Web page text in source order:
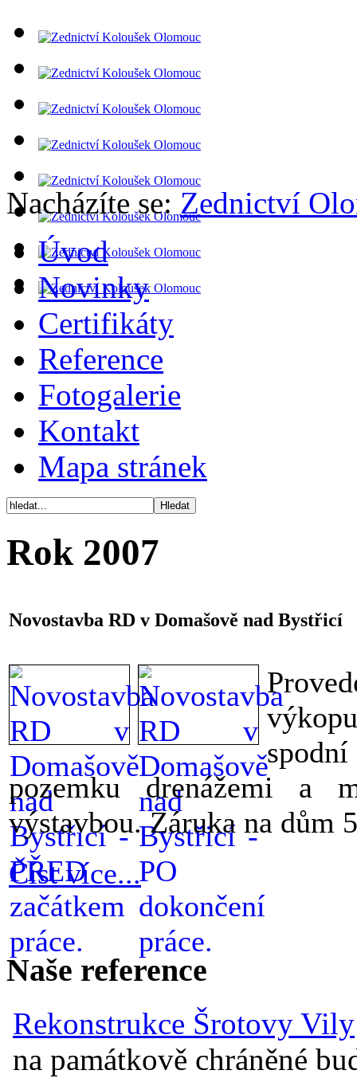
Nacházíte se: Zednictví
Úvod
Novinky
Certifikáty
Reference
Fotogalerie
Kontakt
Mapa stránek
Rok 2007
Novostavba RD v Domašově nad Bystřicí
pozemku drenážemi a
výstavbou. Záruka na dům
Číst více...
Naše reference
Rekonstrukce Šrotovy Vily
na památkově chráněné